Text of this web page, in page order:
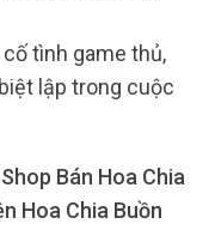
tình game thủ,
lập trong cuộc
Bán Hoa Chia
Hoa Chia Buồn